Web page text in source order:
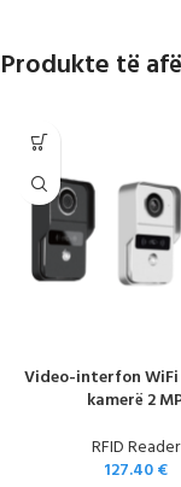
Produkte të
Video-interfon WiFi
kamerë 2
RFID Reader
127.40€